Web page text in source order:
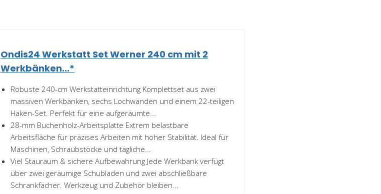
Ondis24 Werkstatt Set Werner 240 cm mit 2
Werkbänken...*
Robuste 240-cm Werkstatteinrichtung Komplettset aus zwei
massiven Werkbänken, sechs Lochwänden und einem 22-teiligen
Haken-Set. Perfekt für eine aufgeräumte...
28-mm Buchenholz-Arbeitsplatte Extrem belastbare
Arbeitsfläche für präzises Arbeiten mit hoher Stabilität. Ideal für
Maschinen, Schraubstöcke und tägliche...
Viel Stauraum & sichere Aufbewahrung Jede Werkbank verfügt
über zwei geräumige Schubladen und zwei abschließbare
Schrankfächer. Werkzeug und Zubehör bleiben...